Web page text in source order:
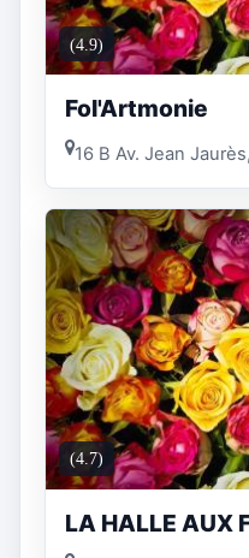
(4.9)
Fol'Artmonie
16 B Av. Jean
(4.7)
LA HALLE AUX